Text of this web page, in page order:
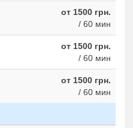
от 1500 грн.
/ 60 мин
от 1500 грн.
/ 60 мин
от 1500 грн.
/ 60 мин